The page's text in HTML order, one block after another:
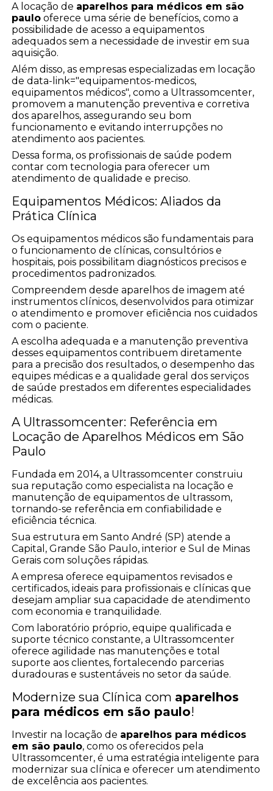
A locação de aparelhos para médicos em são
paulo oferece uma série de benefícios, como a
possibilidade de acesso a equipamentos
adequados sem a necessidade de investir em sua
aquisição.
Além disso, as empresas especializadas em locação
de data-link="equipamentos-medicos,
equipamentos médicos", como a Ultrassomcenter,
promovem a manutenção preventiva e corretiva
dos aparelhos, assegurando seu bom
funcionamento e evitando interrupções no
atendimento aos pacientes.
Dessa forma, os profissionais de saúde podem
contar com tecnologia para oferecer um
atendimento de qualidade e preciso.
Equipamentos Médicos: Aliados da
Prática Clínica
Os equipamentos médicos são fundamentais para
o funcionamento de clínicas, consultórios e
hospitais, pois possibilitam diagnósticos precisos e
procedimentos padronizados.
Compreendem desde aparelhos de imagem até
instrumentos clínicos, desenvolvidos para otimizar
o atendimento e promover eficiência nos cuidados
com o paciente.
A escolha adequada e a manutenção preventiva
desses equipamentos contribuem diretamente
para a precisão dos resultados, o desempenho das
equipes médicas e a qualidade geral dos serviços
de saúde prestados em diferentes especialidades
médicas.
A Ultrassomcenter: Referência em
Locação de Aparelhos Médicos em São
Paulo
Fundada em 2014, a Ultrassomcenter construiu
sua reputação como especialista na locação e
manutenção de equipamentos de ultrassom,
tornando-se referência em confiabilidade e
eficiência técnica.
Sua estrutura em Santo André (SP) atende a
Capital, Grande São Paulo, interior e Sul de Minas
Gerais com soluções rápidas.
A empresa oferece equipamentos revisados e
certificados, ideais para profissionais e clínicas que
desejam ampliar sua capacidade de atendimento
com economia e tranquilidade.
Com laboratório próprio, equipe qualificada e
suporte técnico constante, a Ultrassomcenter
oferece agilidade nas manutenções e total
suporte aos clientes, fortalecendo parcerias
duradouras e sustentáveis no setor da saúde.
Modernize sua Clínica com aparelhos
para médicos em são paulo!
Investir na locação de aparelhos para médicos
em são paulo, como os oferecidos pela
Ultrassomcenter, é uma estratégia inteligente para
modernizar sua clínica e oferecer um atendimento
de excelência aos pacientes.